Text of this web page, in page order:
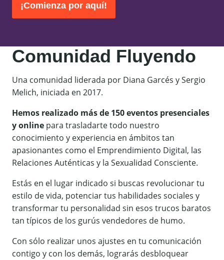
¡Comienza por aquí!
Comunidad Fluyendo
Una comunidad liderada por Diana Garcés y Sergio
Melich, iniciada en 2017.
Hemos realizado más de 150 eventos presenciales
y online para trasladarte todo nuestro
conocimiento y experiencia en ámbitos tan
apasionantes como el Emprendimiento Digital, las
Relaciones Auténticas y la Sexualidad Consciente.
Estás en el lugar indicado si buscas revolucionar tu
estilo de vida, potenciar tus habilidades sociales y
transformar tu personalidad sin esos trucos baratos
tan típicos de los gurús vendedores de humo.
Con sólo realizar unos ajustes en tu comunicación
contigo y con los demás, lograrás desbloquear